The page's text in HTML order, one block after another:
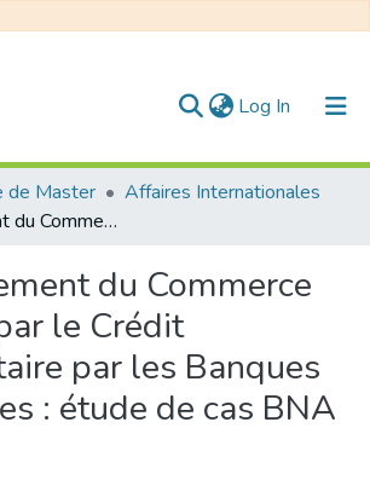
Log In (current)
de Master
Affaires Internationales
Le Financement du Commerce Extérieur par le Crédit Documentaire par les Banques Algériennes : étude de cas BNA
du Commerce
le Crédit
par les Banques
: étude de cas BNA